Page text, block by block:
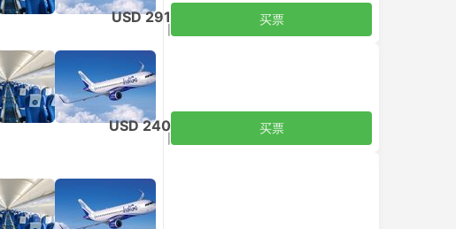
USD 291 买票
USD 240 买票